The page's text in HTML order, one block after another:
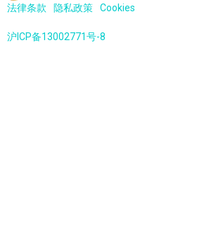
法律条款
隐私政策 Cookies
沪ICP备13002771号-8